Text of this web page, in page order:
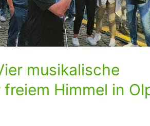
musikalische
Himmel in